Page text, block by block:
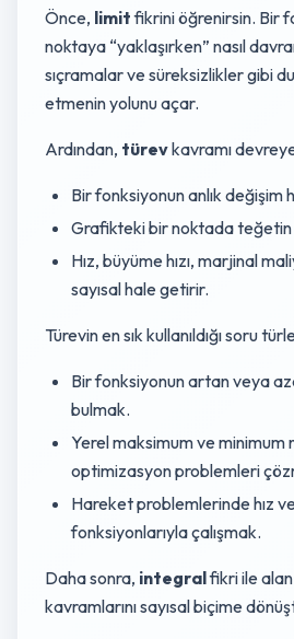
Önce, limitfikrini öğrenirsin. Bir
noktaya “yaklaşırken” nasıl
sıçramalar ve süreksizlikler gibi
etmenin yolunu açar.
Ardından, türevkavramı
Bir fonksiyonun anlık değişim
Grafikteki bir noktada teğetin
Hız, büyüme hızı, marjinal
sayısal hale getirir.
Türevin en sık kullanıldığı soru
Bir fonksiyonun artan veya
bulmak.
Yerel maksimum ve minimum
optimizasyon problemleri
Hareket problemlerinde hız
fonksiyonlarıyla çalışmak.
Daha sonra, integralfikri ile
kavramlarını sayısal biçime